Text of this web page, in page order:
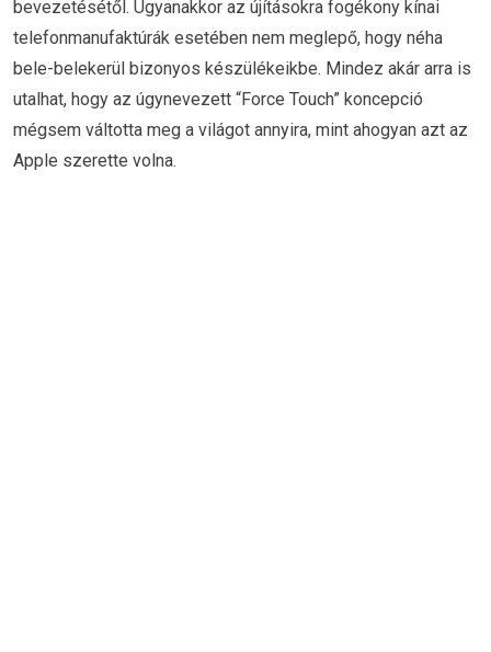
bevezetésétől. Ugyanakkor az újításokra fogékony kínai
telefonmanufaktúrák esetében nem meglepő, hogy néha
bele-belekerül bizonyos készülékeikbe. Mindez akár arra is
utalhat, hogy az úgynevezett “Force Touch” koncepció
mégsem váltotta meg a világot annyira, mint ahogyan azt az
Apple szerette volna.